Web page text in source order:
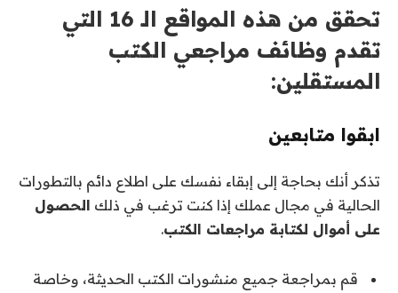
تحقق من هذه المواقع الـ 16 التي
تقدم وظائف مراجعي الكتب
المستقلين:
ابقوا متابعين
تذكر أنك بحاجة إلى إبقاء نفسك على اطلاع دائم بالتطورات
الحالية في مجال عملك إذا كنت ترغب في ذلك الحصول
على أموال لكتابة مراجعات الكتب.
قم بمراجعة جميع منشورات الكتب الحديثة، وخاصة